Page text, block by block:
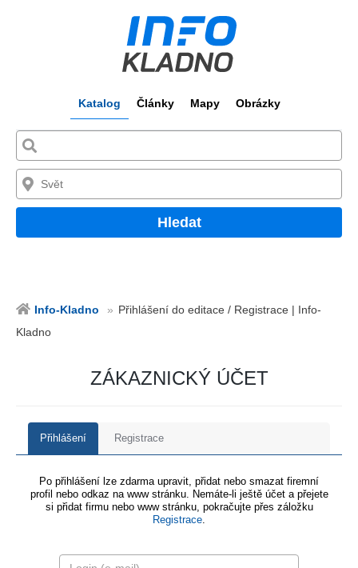
Katalog Články Mapy Obrázky
Hledat
Info-Kladno
Přihlášení do editace / Registrace | Info-
Kladno
ZÁKAZNICKÝ ÚČET
Přihlášení Registrace
Po přihlášení lze zdarma upravit, přidat nebo smazat firemní
profil nebo odkaz na www stránku. Nemáte-li ještě účet a přejete
si přidat firmu nebo www stránku, pokračujte přes záložku
Registrace.